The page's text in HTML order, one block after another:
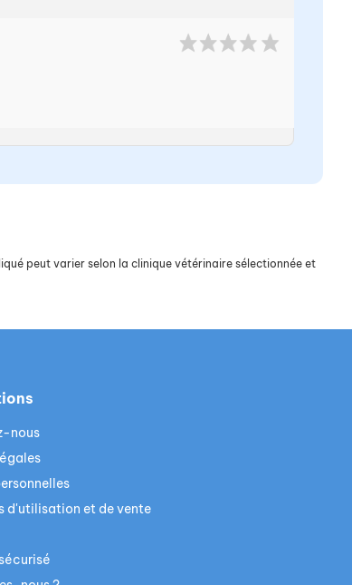
peut varier selon la clinique vétérinaire sélectionnée et
nous
d'utilisation et de vente